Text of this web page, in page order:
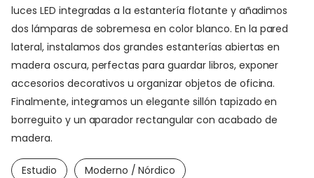
luces LED integradas a la estantería flotante y añadimos
dos lámparas de sobremesa en color blanco. En la pared
lateral, instalamos dos grandes estanterías abiertas en
madera oscura, perfectas para guardar libros, exponer
accesorios decorativos u organizar objetos de oficina.
Finalmente, integramos un elegante sillón tapizado en
borreguito y un aparador rectangular con acabado de
madera.
Estudio Moderno / Nórdico